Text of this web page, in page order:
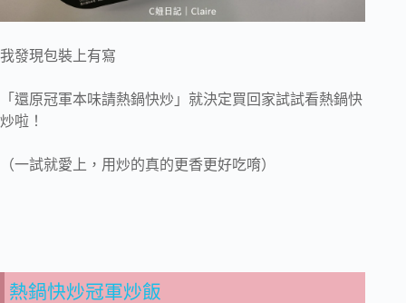
我發現包裝上有寫
「還原冠軍本味請熱鍋快炒」就決定買回家試試看熱鍋快
炒啦！
（一試就愛上，用炒的真的更香更好吃唷）
熱鍋快炒冠軍炒飯